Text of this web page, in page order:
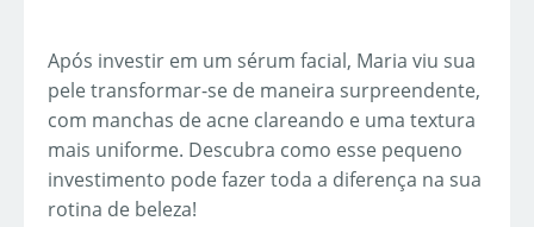
Após investir em um sérum facial, Maria viu sua
pele transformar-se de maneira surpreendente,
com manchas de acne clareando e uma textura
mais uniforme. Descubra como esse pequeno
investimento pode fazer toda a diferença na sua
rotina de beleza!